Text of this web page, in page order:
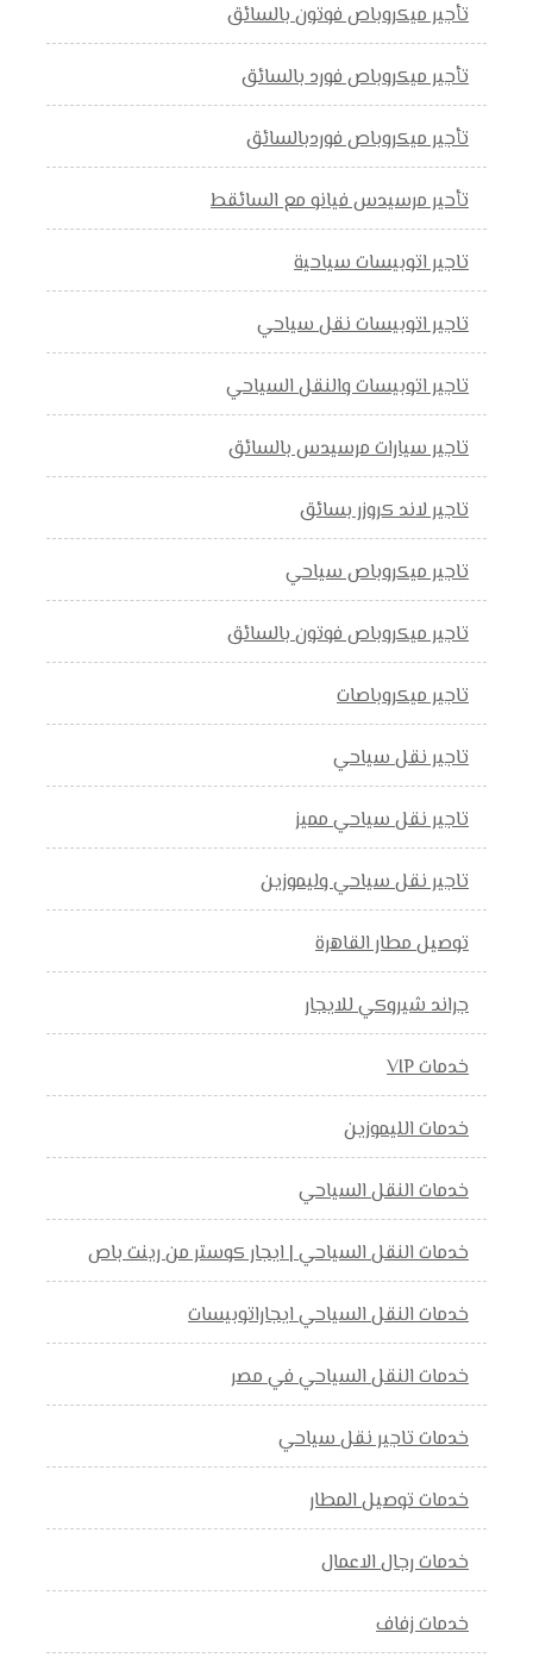
تأجير ميكروباص فوتون بالسائق
تأجير ميكروباص فورد بالسائق
تأجير ميكروباص فوردبالسائق
تأحير مرسيدس فيانو مع السائقط
تاجير اتوبيسات سياحية
تاجير اتوبيسات نقل سياحي
تاجير اتوبيسات والنقل السياحي
تاجير سيارات مرسيدس بالسائق
تاجير لاند كروزر بسائق
تاجير ميكروباص سياحي
تاجير ميكروباص فوتون بالسائق
تاجير ميكروباصات
تاجير نقل سياحي
تاجير نقل سياحي مميز
تاجير نقل سياحي وليموزين
توصيل مطار القاهرة
جراند شيروكي للايجار
خدمات VIP
خدمات الليموزين
خدمات النقل السياحي
خدمات النقل السياحي | ايجار كوستر من رينت باص
خدمات النقل السياحي ايجاراتوبيسات
خدمات النقل السياحي في مصر
خدمات تاجير نقل سياحي
خدمات توصيل المطار
خدمات رجال الاعمال
خدمات زفاف